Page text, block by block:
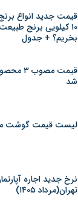
۱۰ کیلویی برنج
بخریم؟ + جدول
قیمت
شد
لیست قیمت گوشت مرغ
نرخ جدید اجاره
تهران(مرداد ۱۴۰۵)